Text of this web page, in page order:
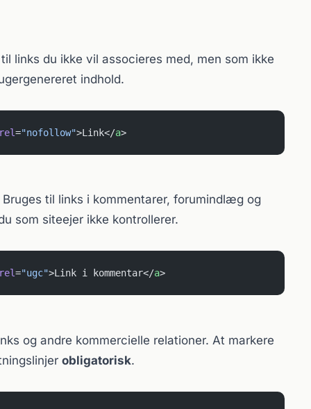
links du ikke vil associeres med, men som ikke
indhold.
="nofollow">Link</a>
til links i kommentarer, forumindlæg og
som siteejer ikke kontrollerer.
="ugc">Link i kommentar</a>
og andre kommercielle relationer. At markere
obligatorisk.